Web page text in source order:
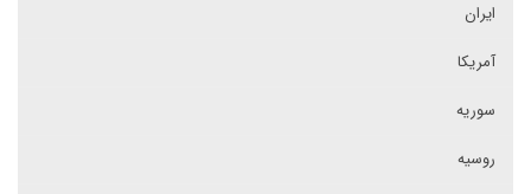
ایران
آمریکا
سوریه
روسیه